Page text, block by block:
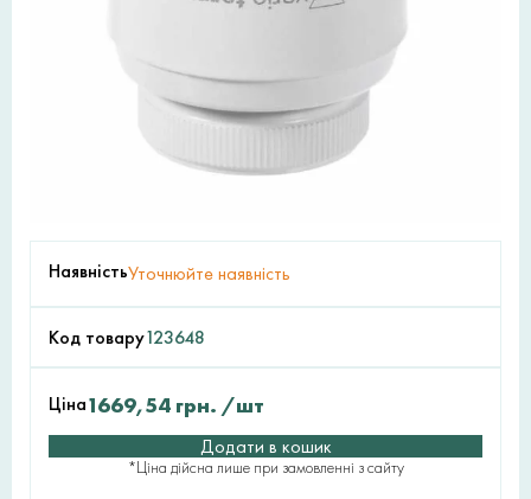
НаявністьУточнюйте наявність
Код товару123648
Ціна1669,54 грн. /шт
Додати в кошик
*Ціна дійсна лише при замовленні з сайту